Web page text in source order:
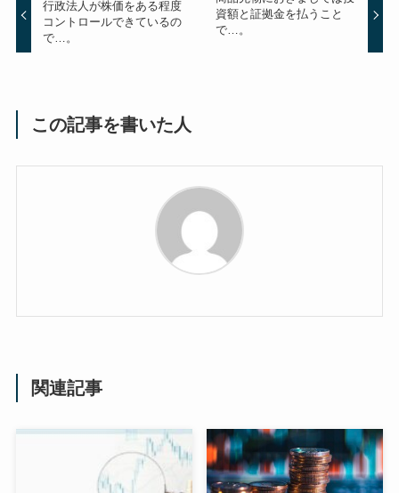
行政法人が株価をある程度
コントロールできているの
で…。
資額と証拠金を払うこと
で…。
この記事を書いた人
関連記事